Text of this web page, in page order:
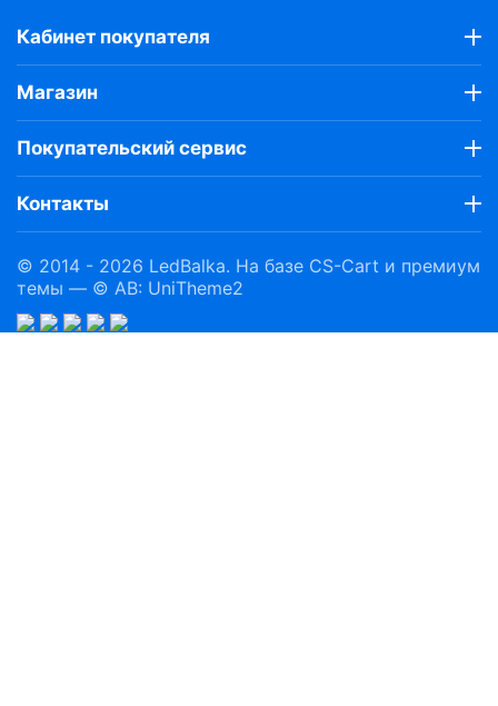
Кабинет покупателя
Магазин
Покупательский сервис
Контакты
© 2014 - 2026 LedBalka. На базе CS-Cart и премиум
темы — © AB: UniTheme2